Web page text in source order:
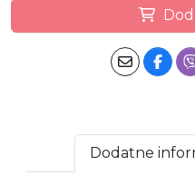
Dodatne